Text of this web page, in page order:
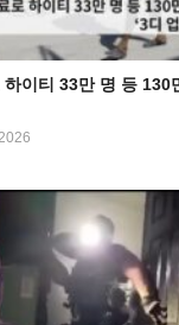
이티 33만 명 등 130